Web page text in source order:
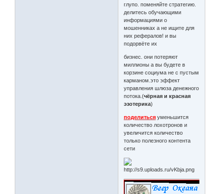
глупо. поменяйте стратегию.
делитесь обучающими
информациями о
мошенниках а не ищите для
них рефералов! и вы
подорвёте их
бизнес. они потеряют
миллионы а вы будете в
корзине социума не с пустым
карманом.это эффект
управления шлюза денежного
потока.(чёрная и красная
эзотерика)
поделиться уменьшится
количество лохотронов и
увеличится количество
только полезного контента
сети